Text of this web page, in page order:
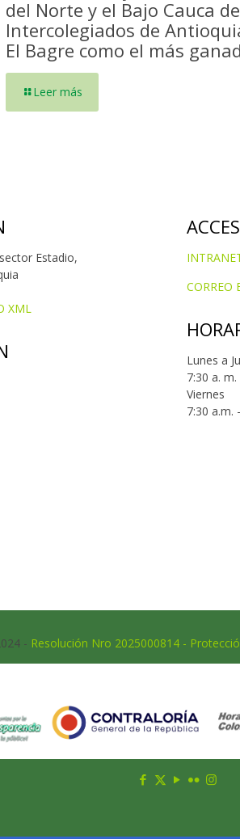
del Norte y el Bajo Cauca
Intercolegiados de
El Bagre como el más
Leer más
Estadio,
XML
CORREO
Lunes a
7:30 a.
Viernes
7:30 a.m.
- Resolución Nro 2025000814 -